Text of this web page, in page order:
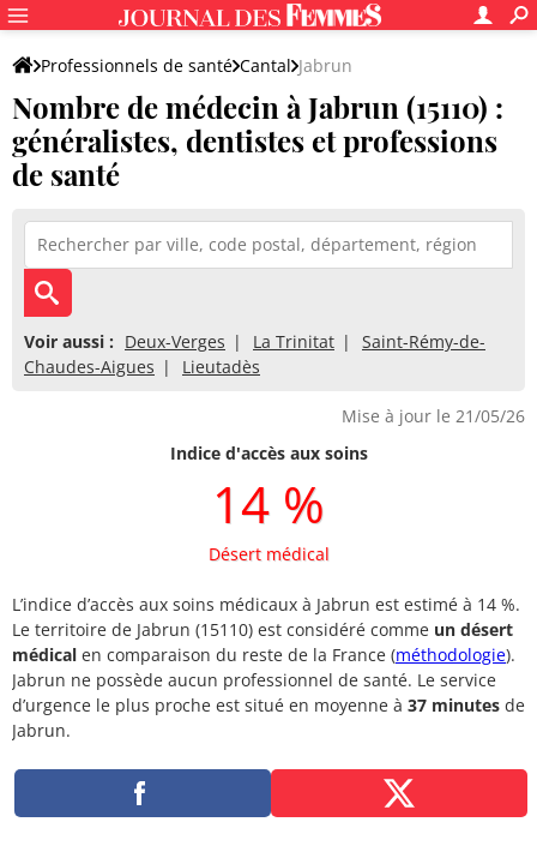
Professionnels de santé Cantal Jabrun
Nombre de médecin à Jabrun (15110) :
généralistes, dentistes et professions
de santé
Voir aussi : Deux-Verges La Trinitat
Saint-Rémy-de-
Chaudes-Aigues
Lieutadès
Mise à jour le 21/05/26
Indice d'accès aux soins
14 %
Désert médical
L’indice d’accès aux soins médicaux à Jabrun est estimé à 14 %.
Le territoire de Jabrun (15110) est considéré comme un désert
médical en comparaison du reste de la France (méthodologie).
Jabrun ne possède aucun professionnel de santé. Le service
d’urgence le plus proche est situé en moyenne à 37 minutes de
Jabrun.